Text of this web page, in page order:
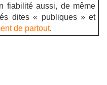
fiabilité aussi, de même
dites « publiques » et
de partout.